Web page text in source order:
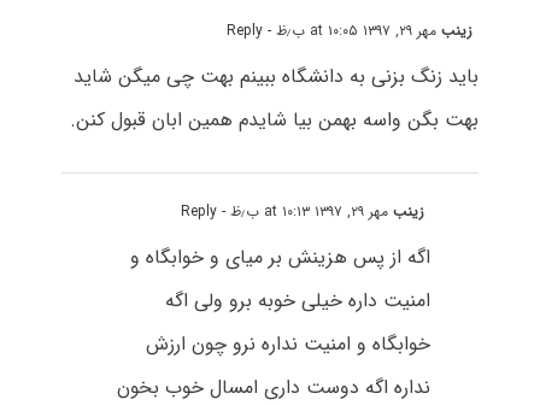
زینبمهر ۲۹, ۱۳۹۷ at ۱۰:۰۵ ب٫ظ - Reply
باید زنگ بزنی به دانشگاه ببینم بهت چی میگن شاید
بهت بگن واسه بهمن بیا شایدم همین ابان قبول کنن.
زینبمهر ۲۹, ۱۳۹۷ at ۱۰:۱۳ ب٫ظ - Reply
اگه از پس هزینش بر میای و خوابگاه و
امنیت داره خیلی خوبه برو ولی اگه
خوابگاه و امنیت نداره نرو چون ارزش
نداره اگه دوست داری امسال خوب بخون